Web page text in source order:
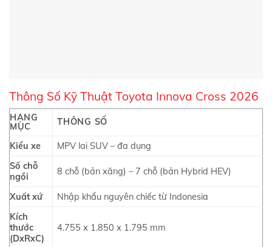
Thông Số Kỹ Thuật Toyota Innova Cross 2026
HẠNG
MỤC
THÔNG SỐ
Kiểu xe
MPV lai SUV – đa dụng
Số chỗ
ngồi
8 chỗ (bản xăng) – 7 chỗ (bản Hybrid HEV)
Xuất xứ
Nhập khẩu nguyên chiếc từ Indonesia
Kích
thước
(DxRxC)
4.755 x 1.850 x 1.795 mm